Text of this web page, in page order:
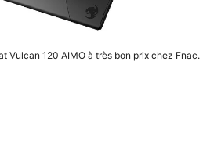
Vulcan 120 AIMO à très bon prix chez Fnac.